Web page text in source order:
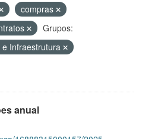
compras
Grupos:
Infraestrutura
anual